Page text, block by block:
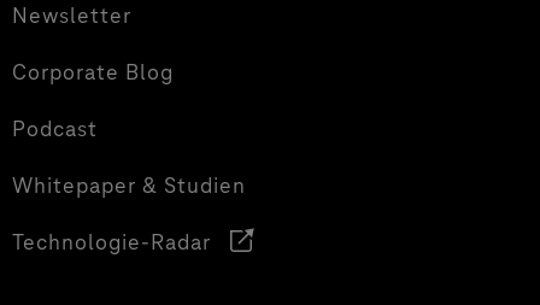
Newsletter
Corporate Blog
Podcast
Whitepaper & Studien
Technologie-Radar